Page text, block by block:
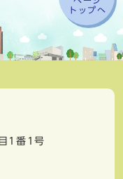
トップへ
1番1号